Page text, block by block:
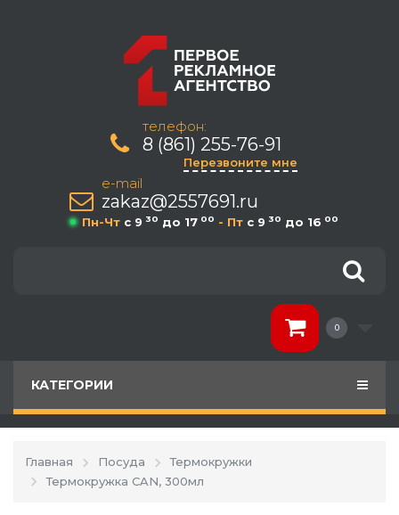
телефон:
8 (861) 255-76-91
Перезвоните мне
e-mail
zakaz@2557691.ru
Пн-Чт c 9 30 до 17 00 - Пт c 9 30 до 16 00
0
КАТЕГОРИИ
Главная Посуда
Термокружки
Термокружка CAN, 300мл